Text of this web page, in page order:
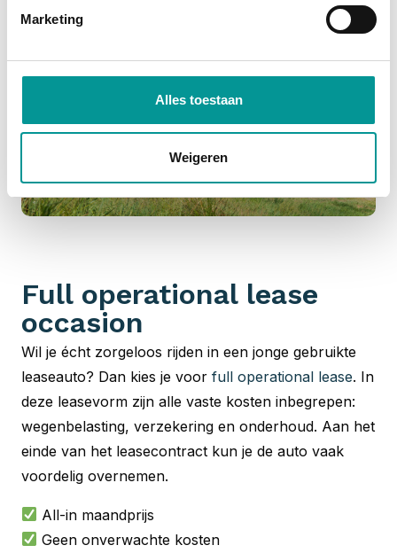
Marketing
Alles toestaan
Weigeren
Full operational lease
occasion
Wil je écht zorgeloos rijden in een jonge gebruikte
leaseauto? Dan kies je voor full operational lease. In
deze leasevorm zijn alle vaste kosten inbegrepen:
wegenbelasting, verzekering en onderhoud. Aan het
einde van het leasecontract kun je de auto vaak
voordelig overnemen.
All-in maandprijs
Geen onverwachte kosten